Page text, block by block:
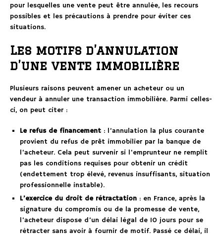
pour lesquelles une vente peut être annulée, les recours
possibles et les précautions à prendre pour éviter ces
situations.
Les motifs d’annulation
d’une vente immobilière
Plusieurs raisons peuvent amener un acheteur ou un
vendeur à annuler une transaction immobilière. Parmi celles-
ci, on peut citer :
Le refus de financement : l’annulation la plus courante
provient du refus de prêt immobilier par la banque de
l’acheteur. Cela peut survenir si l’emprunteur ne remplit
pas les conditions requises pour obtenir un crédit
(endettement trop élevé, revenus insuffisants, situation
professionnelle instable).
L’exercice du droit de rétractation : en France, après la
signature du compromis ou de la promesse de vente,
l’acheteur dispose d’un délai légal de 10 jours pour se
rétracter sans avoir à fournir de motif. Passé ce délai, il